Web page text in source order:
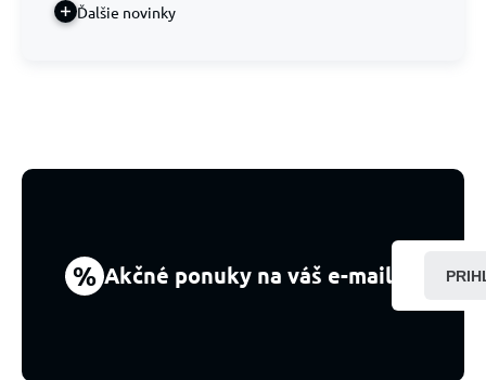
Ďalšie novinky
% Akčné ponuky na váš e-mail